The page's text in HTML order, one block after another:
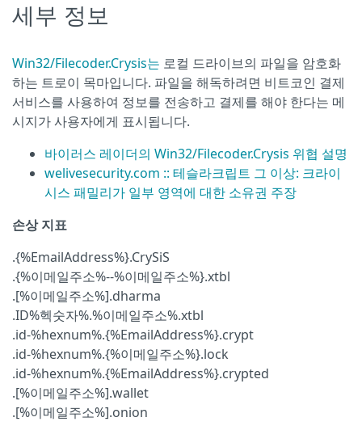
세부 정보
Win32/Filecoder.Crysis는 로컬 드라이브의 파일을 암호화
하는 트로이 목마입니다. 파일을 해독하려면 비트코인 결제
서비스를 사용하여 정보를 전송하고 결제를 해야 한다는 메
시지가 사용자에게 표시됩니다.
바이러스 레이더의 Win32/Filecoder.Crysis 위협 설명
welivesecurity.com :: 테슬라크립트 그 이상: 크라이
시스 패밀리가 일부 영역에 대한 소유권 주장
손상 지표
.{%EmailAddress%}.CrySiS
.{%이메일주소%--%이메일주소%}.xtbl
.[%이메일주소%].dharma
.ID%헥숫자%.%이메일주소%.xtbl
.id-%hexnum%.{%EmailAddress%}.crypt
.id-%hexnum%.{%이메일주소%}.lock
.id-%hexnum%.{%EmailAddress%}.crypted
.[%이메일주소%].wallet
.[%이메일주소%].onion